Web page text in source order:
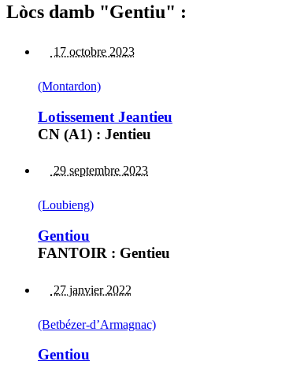
Lòcs damb "Gentiu" :
17 octobre 2023
(Montardon)
Lotissement Jeantieu
CN (A1) : Jentieu
29 septembre 2023
(Loubieng)
Gentiou
FANTOIR : Gentieu
27 janvier 2022
(Betbézer-d’Armagnac)
Gentiou